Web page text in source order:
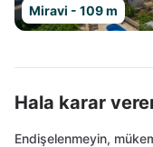
Miravi - 109 m
Hala karar
Endişelenmeyin,